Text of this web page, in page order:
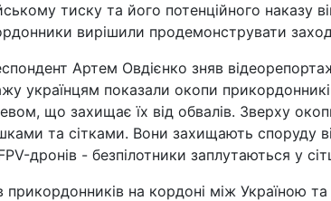
тиску та його потенційного наказу
вирішили продемонструвати
Артем Овдієнко зняв
українцям показали окопи
що захищає їх від обвалів. Зверху
та сітками. Вони захищають споруду
дронів - безпілотники заплутаються у
прикордонників на кордоні між Україною